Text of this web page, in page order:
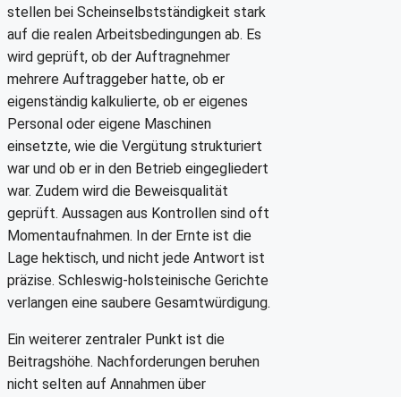
stellen bei Scheinselbstständigkeit stark
auf die realen Arbeitsbedingungen ab. Es
wird geprüft, ob der Auftragnehmer
mehrere Auftraggeber hatte, ob er
eigenständig kalkulierte, ob er eigenes
Personal oder eigene Maschinen
einsetzte, wie die Vergütung strukturiert
war und ob er in den Betrieb eingegliedert
war. Zudem wird die Beweisqualität
geprüft. Aussagen aus Kontrollen sind oft
Momentaufnahmen. In der Ernte ist die
Lage hektisch, und nicht jede Antwort ist
präzise. Schleswig-holsteinische Gerichte
verlangen eine saubere Gesamtwürdigung.
Ein weiterer zentraler Punkt ist die
Beitragshöhe. Nachforderungen beruhen
nicht selten auf Annahmen über